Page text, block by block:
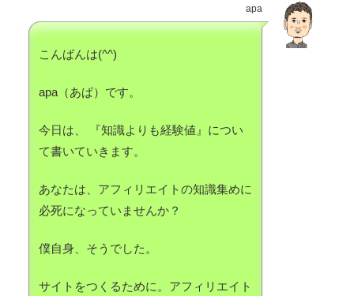
apa
こんばんは(^^)
apa（あぱ）です。
今日は、 『知識よりも経験値』につい
て書いていきます。
あなたは、アフィリエイトの知識集めに
必死になっていませんか？
僕自身、そうでした。
サイトをつくるために。アフィリエイト